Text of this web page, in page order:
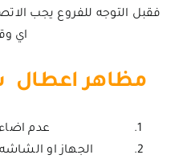
فقبل التوجه للفروع يجب
اي
مظاهر اعطال
عدم
الجهاز او